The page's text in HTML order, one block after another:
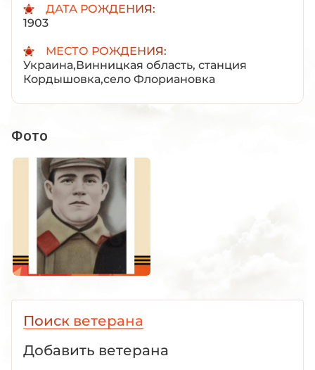
ДАТА РОЖДЕНИЯ:
1903
МЕСТО РОЖДЕНИЯ:
Украина,Винницкая область, станция
Кордышовка,село Флориановка
Фото
Поиск ветерана
Добавить ветерана